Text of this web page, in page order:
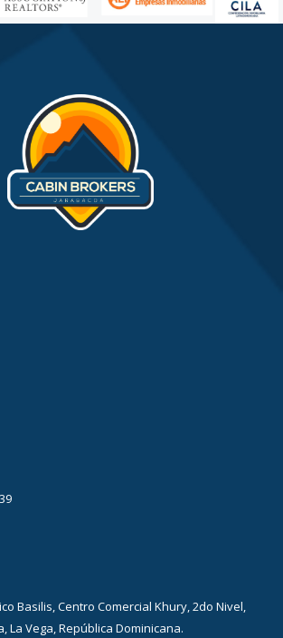
Basilis, Centro Comercial Khury, 2do Nivel,
La Vega, República Dominicana.